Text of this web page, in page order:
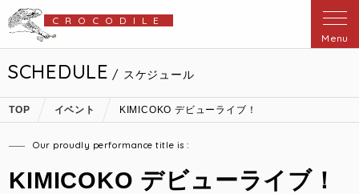
CROCODILE
Menu
SCHEDULE / スケジュール
TOP イベント KIMICOKO デビューライブ！
Our proudly performance title is :
KIMICOKO デビューライブ！